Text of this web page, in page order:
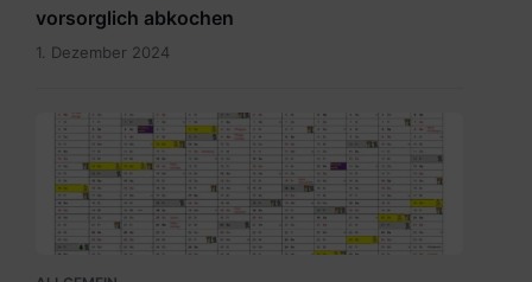
vorsorglich abkochen
1. Dezember 2024
Abfuhrkalender
2025.pdf